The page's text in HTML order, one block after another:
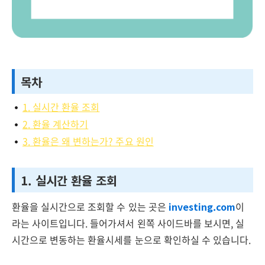
목차
1. 실시간 환율 조회
2. 환율 계산하기
3. 환율은 왜 변하는가? 주요 원인
1. 실시간 환율 조회
환율을 실시간으로 조회할 수 있는 곳은 investing.com이
라는 사이트입니다. 들어가셔서 왼쪽 사이드바를 보시면, 실
시간으로 변동하는 환율시세를 눈으로 확인하실 수 있습니다.